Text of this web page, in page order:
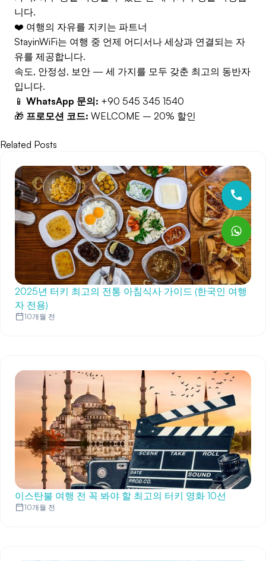
니다.
❤️ 여행의 자유를 지키는 파트너
StayinWiFi는 여행 중 언제 어디서나 세상과 연결되는 자
유를 제공합니다.
속도, 안정성, 보안 — 세 가지를 모두 갖춘 최고의 동반자
입니다.
📱 WhatsApp 문의: +90 545 345 1540
🎁 프로모션 코드: WELCOME – 20% 할인
Related Posts
2025년 터키 최고의 전통 아침식사 가이드 (한국인 여행
자 전용)
10개월 전
이스탄불 여행 전 꼭 봐야 할 최고의 터키 영화 10선
10개월 전